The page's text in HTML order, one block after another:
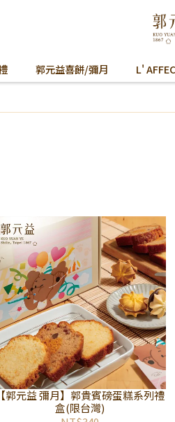
郭元益喜餅/彌月 L'
【郭元益 彌月】郭貴賓磅蛋糕系列禮
盒(限台灣)